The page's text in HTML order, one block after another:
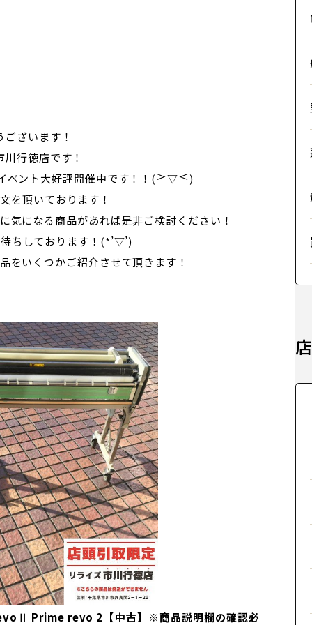
ございます！
行徳店です！
ベント大好評開催中です！！(≧▽≦)
を頂いております！
気になる商品があれば是非ご検討ください！
ちしております！(*’▽’)
をいくつかご紹介させて頂きます！
Prime revo 2【中古】※商品説明欄の確認必